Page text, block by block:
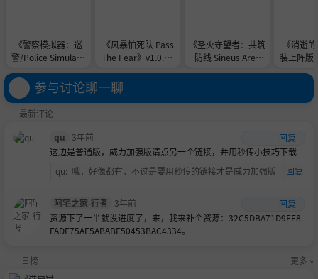
《警察模拟器：巡
警/Police Simulato
22.3.2-0xdeadc0de
联机版官中简体
《风暴怕死队 Pass
The Fear》v1.0.48
版官中简体
《圣火守望者：共筑
防线 Sineus Aren
《消逝
装上阵版
ion》
参与讨论聊一聊
最新评论
qu
3年前
回复
这边是普通版，威力加强版请点另一个链接，并用秒传小技巧下载
qu: 哦，好像都有，不过是要用秒传的链接才是威力加强版 回复
阿宅之家-行者 3年前
回复
资源下了一半就没进度了，来，我来补个资源：32C5DBA71D9EE8
FADE75AE5ABABF50453BAC4334。
日榜 更多 »